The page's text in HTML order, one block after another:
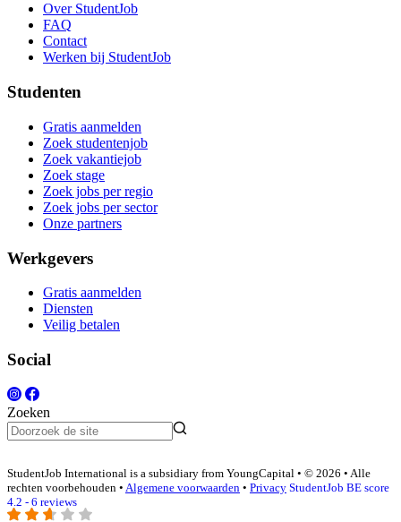
Over StudentJob
FAQ
Contact
Werken bij StudentJob
Studenten
Gratis aanmelden
Zoek studentenjob
Zoek vakantiejob
Zoek stage
Zoek jobs per regio
Zoek jobs per sector
Onze partners
Werkgevers
Gratis aanmelden
Diensten
Veilig betalen
Social
Zoeken
StudentJob International is a subsidiary from YoungCapital • © 2026 • Alle
rechten voorbehouden • Algemene voorwaarden • Privacy StudentJob BE score
4.2 - 6 reviews